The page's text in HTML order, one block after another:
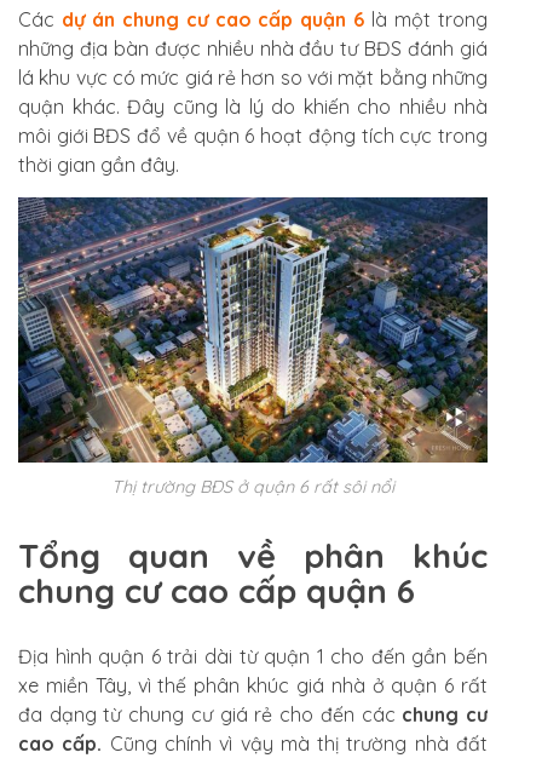
Các dự án chung cư cao cấp quận 6 là một trong
những địa bàn được nhiều nhà đầu tư BĐS đánh giá
lá khu vực có mức giá rẻ hơn so với mặt bằng những
quận khác. Đây cũng là lý do khiến cho nhiều nhà
môi giới BĐS đổ về quận 6 hoạt động tích cực trong
thời gian gần đây.
Thị trường BĐS ở quận 6 rất sôi nổi
Tổng quan về phân khúc
chung cư cao cấp quận 6
Địa hình quận 6 trải dài từ quận 1 cho đến gần bến
xe miền Tây, vì thế phân khúc giá nhà ở quận 6 rất
đa dạng từ chung cư giá rẻ cho đến các chung cư
cao cấp. Cũng chính vì vậy mà thị trường nhà đất